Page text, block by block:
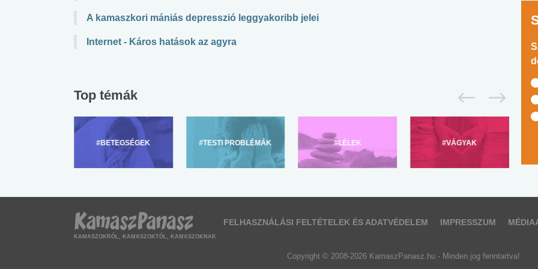
A kamaszkori mániás depresszió leggyakoribb jelei
Internet - Káros hatások az agyra
Top témák
#BETEGSÉGEK #TESTI PROBLÉMÁK #LÉLEK #VÁGYAK
KAMASZOKRÓL, KAMASZOKTÓL, KAMASZOKNAK
FELHASZNÁLÁSI FELTÉTELEK ÉS ADATVÉDELEM IMPRESSZUM
Copyright © 2008-2026 KamaszPanasz.hu - Minden jog fenntartva!